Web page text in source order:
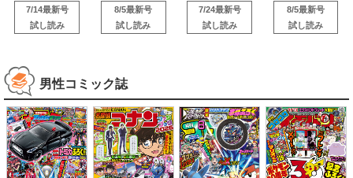
7/14最新号
モバフラ
毎月5日20日発売
8/5最新号
＆FLOWER
毎月第2・第4金曜日発売
7/24最新号
毎月第1週水曜日配信
8/5最新号
男性コミック誌